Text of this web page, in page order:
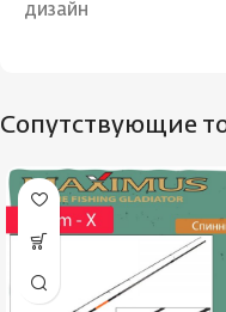
дизайн
Сопутствующие